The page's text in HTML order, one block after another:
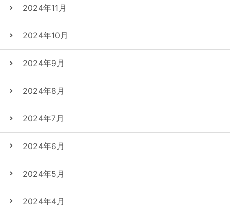
2024年11月
2024年10月
2024年9月
2024年8月
2024年7月
2024年6月
2024年5月
2024年4月